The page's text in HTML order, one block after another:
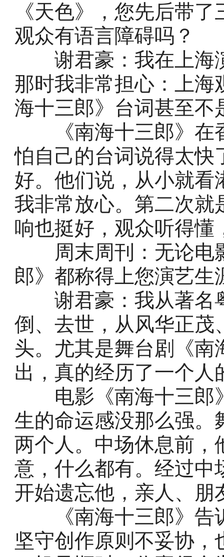
《天色》，您先后带
观众有语言障碍吗？
谢君豪：我在上海
那时我非常担心：上
海十三郎》台词甚至不
《南海十三郎》在
怕自己的台词说得太快
好。他们说，从小就看
我非常放心。第二次就
响也挺好，观众听得懂
周末周刊：无论电
郎》都称得上您演艺生
谢君豪：我从著名
倒、去世，从风华正茂
头。尤其是舞台剧《
出，真的经历了一个人
电影《南海十三郎
生的命运感没那么强。
两个人。中场休息前，
意，什么都有。经过中
开始遗忘他，亲人、朋
《南海十三郎》告
坚守创作原则不妥协